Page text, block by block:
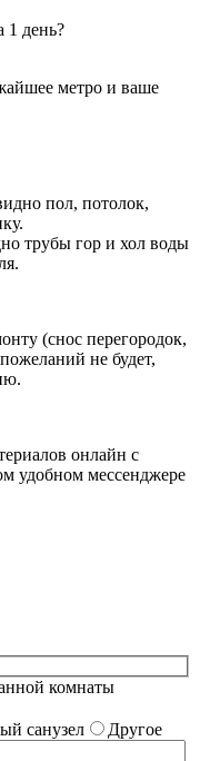
1 день?
метро и ваше
пол, потолок,
трубы гор и хол воды
(снос перегородок,
не будет,
онлайн с
удобном мессенджере
комнаты
санузел
Другое